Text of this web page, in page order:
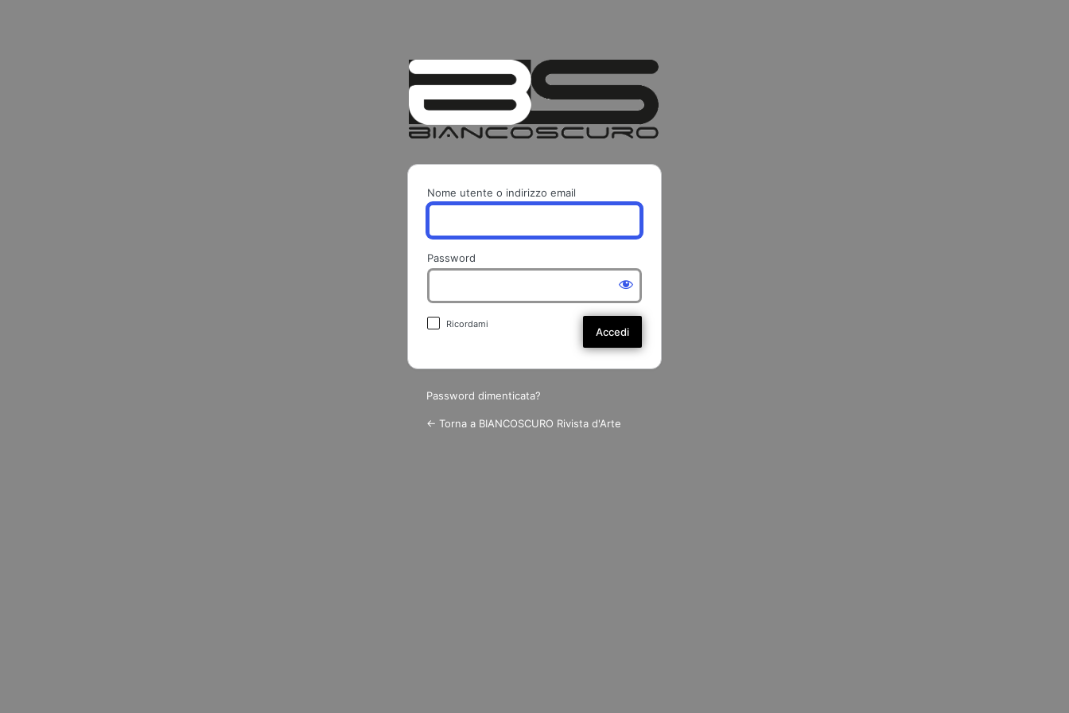
Nome utente o indirizzo email
Password
Ricordami
Password dimenticata?
← Torna a BIANCOSCURO Rivista d'Arte